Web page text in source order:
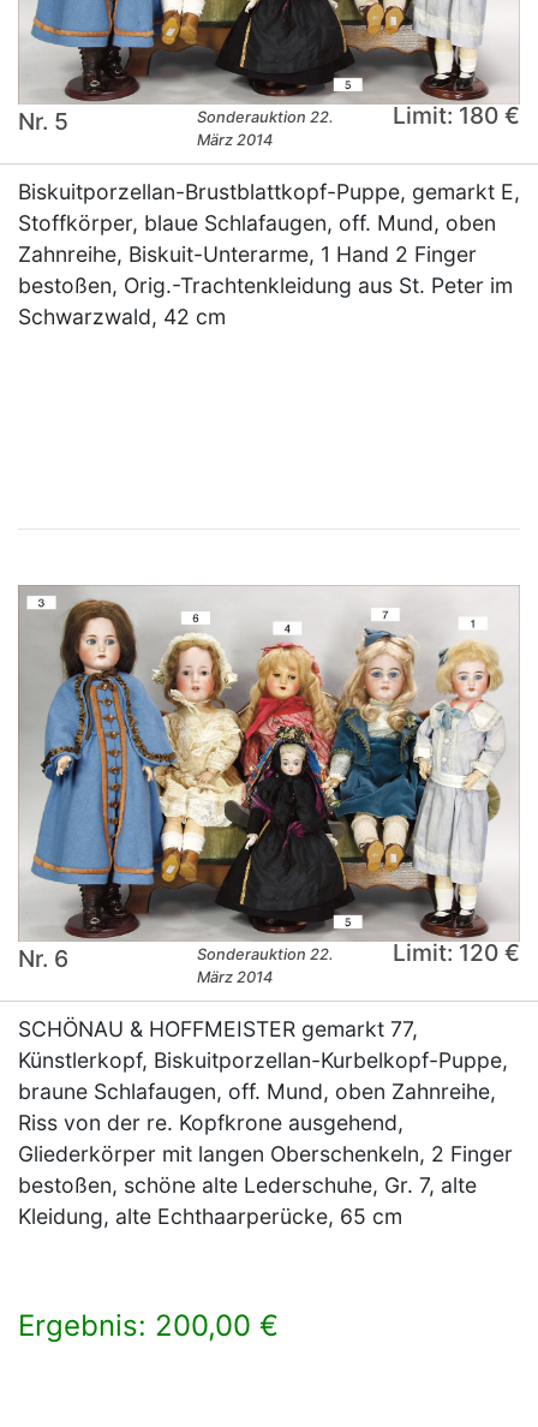
Nr. 5
Sonderauktion 22.
März 2014
Limit: 180 €
Biskuitporzellan-Brustblattkopf-Puppe, gemarkt E,
Stoffkörper, blaue Schlafaugen, off. Mund, oben
Zahnreihe, Biskuit-Unterarme, 1 Hand 2 Finger
bestoßen, Orig.-Trachtenkleidung aus St. Peter im
Schwarzwald, 42 cm
Nr. 6
Sonderauktion 22.
März 2014
Limit: 120 €
SCHÖNAU & HOFFMEISTER gemarkt 77,
Künstlerkopf, Biskuitporzellan-Kurbelkopf-Puppe,
braune Schlafaugen, off. Mund, oben Zahnreihe,
Riss von der re. Kopfkrone ausgehend,
Gliederkörper mit langen Oberschenkeln, 2 Finger
bestoßen, schöne alte Lederschuhe, Gr. 7, alte
Kleidung, alte Echthaarperücke, 65 cm
Ergebnis: 200,00 €